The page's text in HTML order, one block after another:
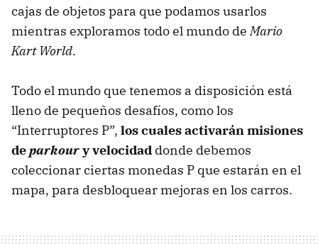
cajas de objetos para que podamos usarlos
mientras exploramos todo el mundo deMario
Kart World.
Todo el mundo que tenemos a disposición está
lleno de pequeños desafíos, como los
“Interruptores P”, los cuales activarán misiones
deparkoury velocidad donde debemos
coleccionar ciertas monedas P que estarán en el
mapa, para desbloquear mejoras en los carros.